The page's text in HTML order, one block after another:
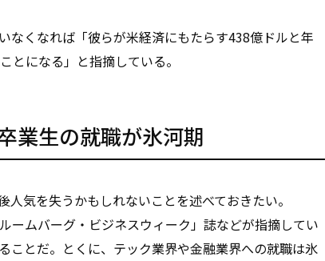
なくなれば「彼らが米経済にもたらす438億ドルと年
とになる」と指摘している。
業生の就職が氷河期
気を失うかもしれないことを述べておきたい。
ームバーグ・ビジネスウィーク」誌などが指摘してい
ことだ。とくに、テック業界や金融業界への就職は氷